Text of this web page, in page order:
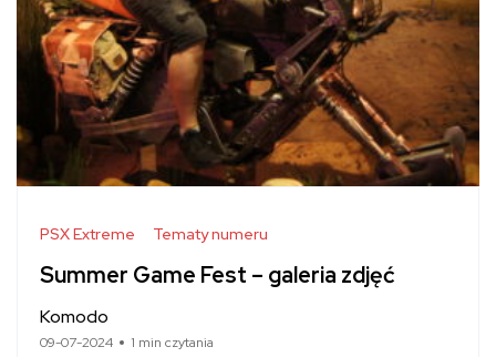
PSX Extreme Tematy numeru
Summer Game Fest – galeria zdjęć
Komodo
09-07-2024 1 min czytania